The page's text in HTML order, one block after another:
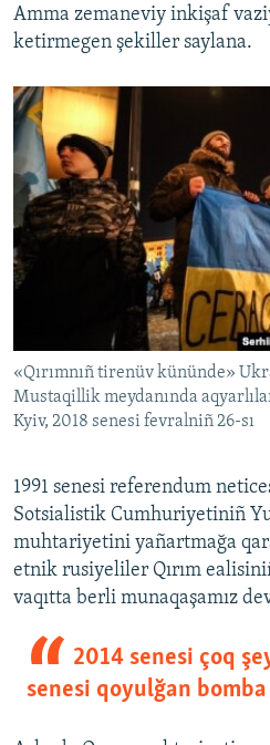
Amma zemaneviy inkişaf
ketirmegen şekiller saylana.
«Qırımnıñ tirenüv kününde»
Mustaqillik meydanında
Kyiv, 2018 senesi fevralniñ 26-sı
1991 senesi referendum
Sotsialistik Cumhuriyetiniñ
muhtariyetini yañartmağa
etnik rusiyeliler Qırım
vaqıtta berli munaqaşamız
2014 senesi çoq
senesi qoyulğan